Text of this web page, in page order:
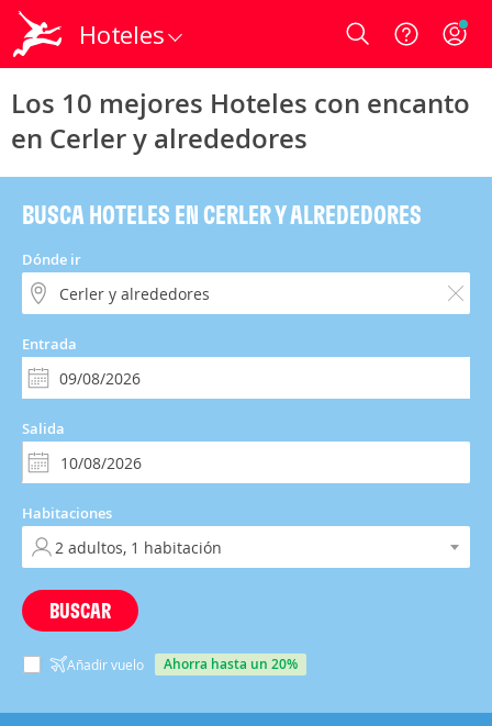
Hoteles Login
Los 10 mejores Hoteles con encanto
en Cerler y alrededores
BUSCA HOTELES EN CERLER Y ALREDEDORES
Dónde ir
Entrada
Salida
Habitaciones
BUSCAR
Añadir vuelo ahorra hasta un 20%